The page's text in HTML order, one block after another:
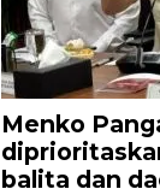
Menko
balita dan